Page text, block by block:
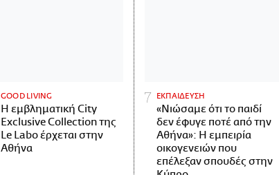
GOOD LIVING
Η εμβληματική City
Exclusive Collection της
Le Labo έρχεται στην
Αθήνα
ΕΚΠΑΙΔΕΥΣΗ
«Νιώσαμε ότι το παιδί
δεν έφυγε ποτέ από την
Αθήνα»: Η εμπειρία
οικογενειών που
επέλεξαν σπουδές στην